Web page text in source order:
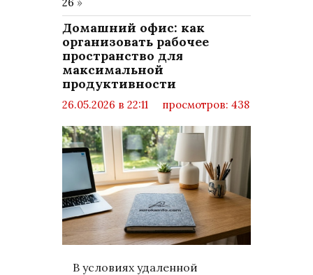
Домашний офис: как
организовать рабочее
пространство для
максимальной
продуктивности
26.05.2026 в 22:11
просмотров: 438
В условиях удаленной